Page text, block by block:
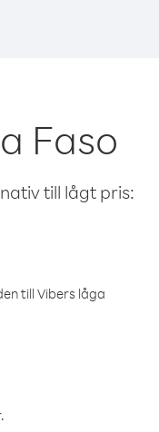
Faso
till lågt pris:
till Vibers låga